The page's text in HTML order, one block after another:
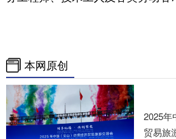
本网原创
2025年
贸易旅